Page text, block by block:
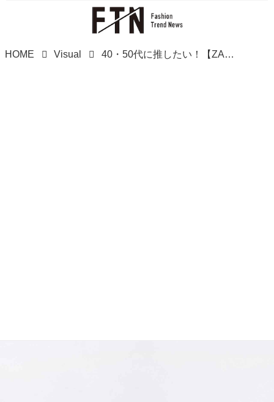
HOME Visual 40・50代に推したい！【ZARA】上品カジュアルを叶える♡ 「ポロT」とは？